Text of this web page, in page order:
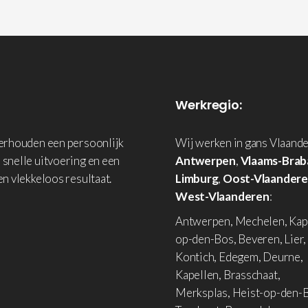
een persoonlijk
snelle uitvoering en een
vlekkeloos resultaat.
Werkregio:
Wij werken in gans
Antwerpen,Vlaams-
Limburg, Oost-
West-Vlaanderen:
Antwerpen, Mechelen,
op-den-Bos, Beveren, Lier,
Kontich, Edegem, Deurne,
Kapellen, Brasschaat,
Merksplas, Heist-op-den-